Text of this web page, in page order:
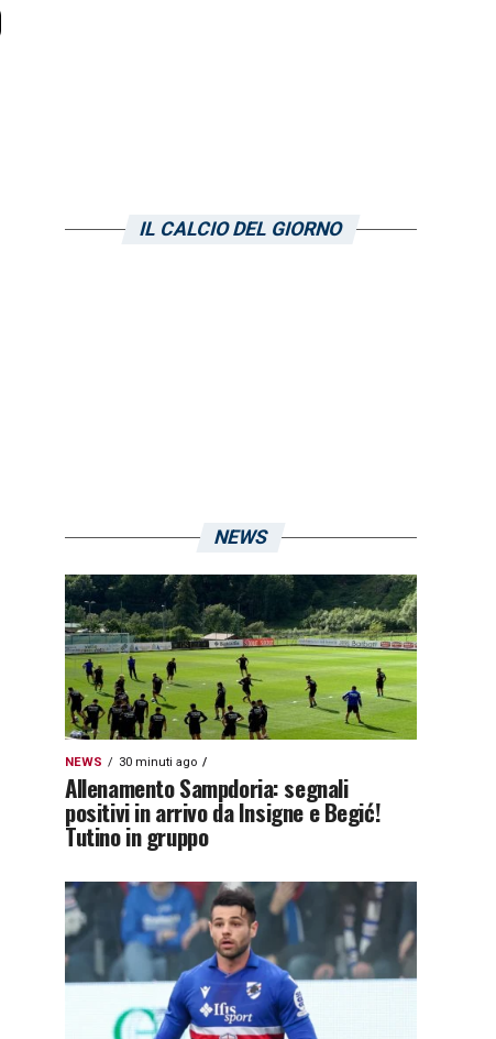
IL CALCIO DEL GIORNO
NEWS
NEWS 30 minuti ago
Allenamento Sampdoria: segnali
positivi in arrivo da Insigne e Begić!
Tutino in gruppo